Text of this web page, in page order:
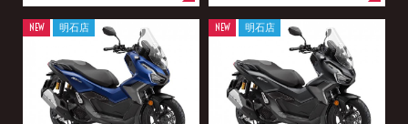
NEW 明石店 NEW 明石店